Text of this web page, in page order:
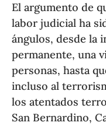
El argumento de
labor judicial ha
ángulos, desde la
permanente, una
personas, hasta
incluso al
los atentados
San Bernardino,